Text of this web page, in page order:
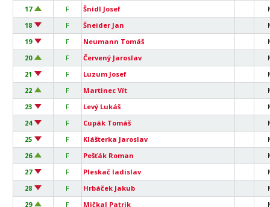
17
F Šnídl Josef
18
F Šneider Jan
19
F Neumann Tomáš
20
F Červený Jaroslav
21
F Luzum Josef
22
F Martinec Vít
23
F Levý Lukáš
24
F Cupák Tomáš
25
F Klášterka Jaroslav
26
F Pešťák Roman
27
F Pleskač ladislav
28
F Hrbáček Jakub
29
F Mičkal Patrik